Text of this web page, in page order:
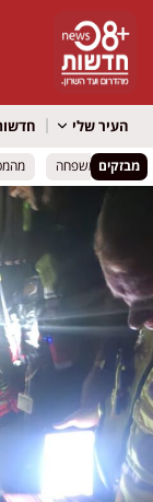
העיר שלי
מבזקיםבמשפחה
במשפחה